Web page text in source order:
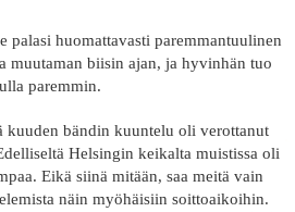
huomattavasti paremmantuulinen
muutaman biisin ajan, ja hyvinhän tuo
paremmin.
kuuden bändin kuuntelu oli verottanut
Helsingin keikalta muistissa oli
Eikä siinä mitään, saa meitä vain
näin myöhäisiin soittoaikoihin.